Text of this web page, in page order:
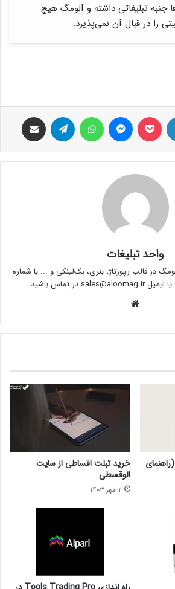
تبلیغاتی داشته و آلومگ هیچ
را در قبال آن نمی‌پذیرد.
واحد تبلیغات
در قالب رپورتاژ، بنری، بک‌لینکی و ... با شماره
ت
خرید تبلت اقساطی از سایت
الوقسطی
۳ مهر ۱۴۰۳